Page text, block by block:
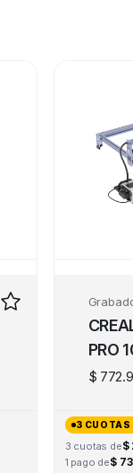
PRO
$
3 CUOTAS
3 cuotas de$
1 pago de$